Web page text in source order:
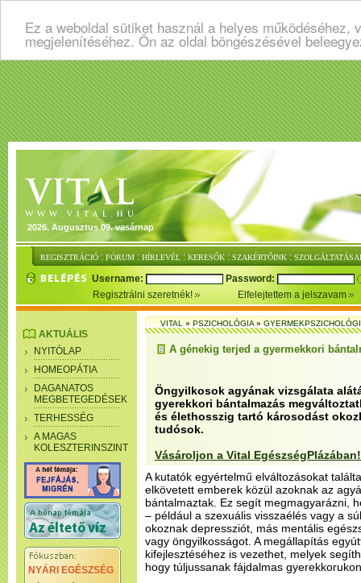
Ez a weboldal sütiket használ a helyes
megjelenítéséhez. Ön az oldal böngészésével
2026. Augusztus 09. vasárnap
REGISZTRÁCIÓ : FÓRUM : HÍRLEVÉL : KERESŐK : SZAKÉRTŐINK :
Username:
Password:
Regisztrálni szeretnék!
Elfelejtettem a jelszavam
AKTUÁLIS
NYITÓLAP
HOMEOPÁTIA
DAGANATOS
MEGBETEGEDÉSEK
TERHESSÉG
A MAGAS
KOLESZTERINSZINT
NYÁRI EGÉSZSÉG
VITAL»PSZICHOLÓGIA»
A génekig terjed a gyermekkori
Öngyilkosok agyának vizsgálata
gyerekkori bántalmazás
és élethosszig tartó károsodást
tudósok.
Vásároljon a Vital EgészségPlázában!
A kutatók egyértelmű elváltozásokat
elkövetett emberek közül azoknak az
bántalmaztak. Ez segít megmagyarázni,
– például a szexuális visszaélés vagy a
okoznak depressziót, más mentális
vagy öngyilkosságot. A megállapítás
kifejlesztéséhez is vezethet, melyek
hogy túljussanak fájdalmas